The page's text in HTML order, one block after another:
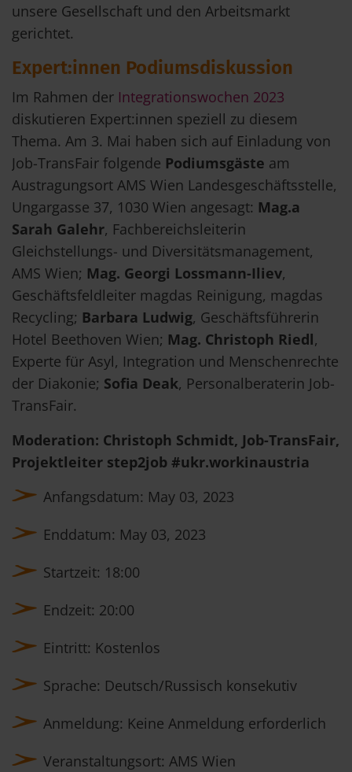
unsere Gesellschaft und den Arbeitsmarkt
gerichtet.
Expert:innen Podiumsdiskussion
Im Rahmen der Integrationswochen 2023
diskutieren Expert:innen speziell zu diesem
Thema. Am 3. Mai haben sich auf Einladung von
Job-TransFair folgende Podiumsgäste am
Austragungsort AMS Wien Landesgeschäftsstelle,
Ungargasse 37, 1030 Wien angesagt: Mag.a
Sarah Galehr, Fachbereichsleiterin
Gleichstellungs- und Diversitätsmanagement,
AMS Wien; Mag. Georgi Lossmann-Iliev,
Geschäftsfeldleiter magdas Reinigung, magdas
Recycling; Barbara Ludwig, Geschäftsführerin
Hotel Beethoven Wien; Mag. Christoph Riedl,
Experte für Asyl, Integration und Menschenrechte
der Diakonie; Sofia Deak, Personalberaterin Job-
TransFair.
Moderation: Christoph Schmidt, Job-TransFair,
Projektleiter step2job #ukr.workinaustria
Anfangsdatum: May 03, 2023
Enddatum: May 03, 2023
Startzeit: 18:00
Endzeit: 20:00
Eintritt: Kostenlos
Sprache: Deutsch/Russisch konsekutiv
Anmeldung: Keine Anmeldung erforderlich
Veranstaltungsort: AMS Wien